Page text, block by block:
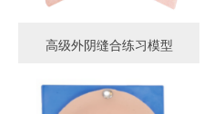
高级外阴缝合练习模型